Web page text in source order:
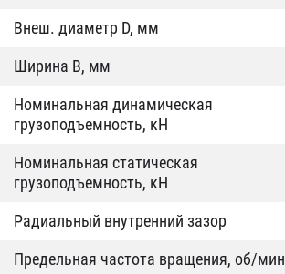
Внеш. диаметр D, мм
Ширина B, мм
Номинальная динамическая
грузоподъемность, кН
Номинальная статическая
грузоподъемность, кН
Радиальный внутренний зазор
Предельная частота вращения, об/мин